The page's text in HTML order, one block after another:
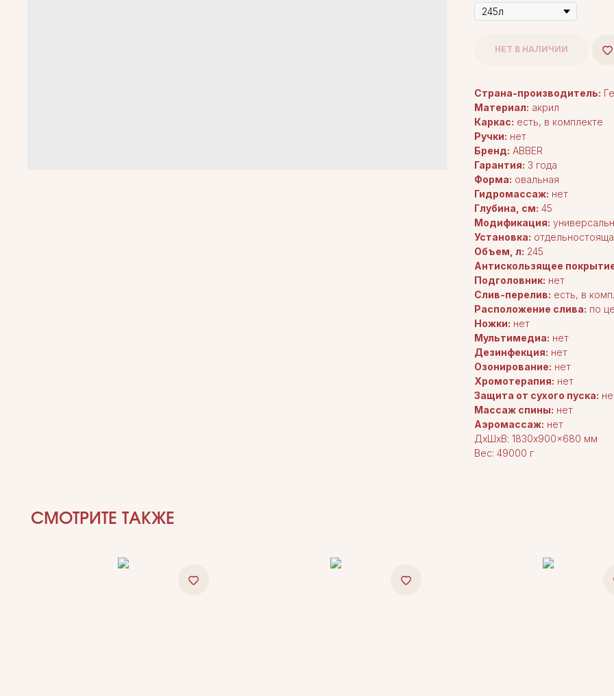
НЕТ В НАЛИЧИИ
Страна-производитель:
Материал: акрил
Каркас: есть, в комплекте
Ручки: нет
Бренд: ABBER
Гарантия: 3 года
Форма: овальная
Гидромассаж: нет
Глубина, см: 45
Модификация:
Установка:
Объем, л: 245
Антискользящее
Подголовник: нет
Слив-перелив: есть, в
Расположение слива: по
Ножки: нет
Мультимедиа: нет
Дезинфекция: нет
Озонирование: нет
Хромотерапия: нет
Защита от сухого пуска:
Массаж спины: нет
Аэромассаж: нет
ДxШxВ: 1830x900x680 мм
Вес: 49000 г
СМОТРИТЕ ТАКЖЕ